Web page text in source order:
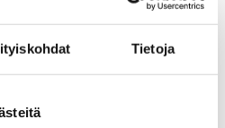
Tietoja